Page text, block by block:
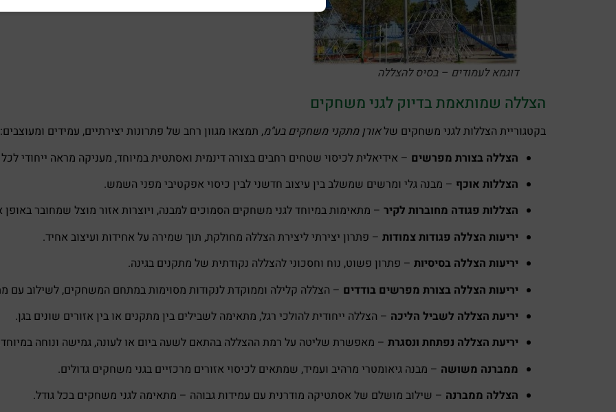
דוגמא לעמודים – בסיס להצללה
הצללה שמותאמת בדיוק לגני משחקים
בקטגוריית הצללות לגני משחקים שלאורן מתקני משחקים בע"מ, תמצאו מגוון רחב של פתרונות יצירתיים, עמידים ומעוצבים:
הצללה בצורת מפרשים – אידיאלית לכיסוי שטחים רחבים בצורה דינמית ואסתטית במיוחד, מעניקה מראה ייחודי
הצללות אוכף – מבנה גלי ומרשים שמשלב בין עיצוב חדשני לבין כיסוי אפקטיבי מפני השמש.
הצללות פגודה מחוברות לקיר – מתאימות במיוחד לגני משחקים הסמוכים למבנה, ויוצרות אזור מוצל שמחובר באופן
יריעות הצללה פגודות צמודות – פתרון יצירתי ליצירת הצללה מחולקת, תוך שמירה על אחידות ועיצוב אחיד.
יריעות הצללה בסיסיות – פתרון פשוט, נוח וחסכוני להצללה נקודתית של מתקנים בגינה.
יריעות הצללה בצורת מפרשים בודדים – הצללה קלילה וממוקדת לנקודות מסוימות במתחם המשחקים, לשילוב עם
יריעת הצללה לשביל הליכה – הצללה ייחודית להולכי רגל, מתאימה לשבילים בין מתקנים או בין אזורים שונים בגן.
יריעת הצללה נפתחת ונסגרת – מאפשרת שליטה על רמת ההצללה בהתאם לשעה ביום או לעונה, גמישה ונוחה
ממברנה משושה – מבנה גיאומטרי מרהיב ועמיד, שמתאים לכיסוי אזורים מרכזיים בגני משחקים גדולים.
הצללה ממברנה – שילוב מושלם של אסתטיקה מודרנית עם עמידות גבוהה – מתאימה לגני משחקים בכל גודל.